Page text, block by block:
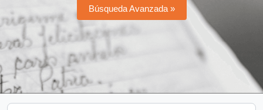
Búsqueda Avanzada »